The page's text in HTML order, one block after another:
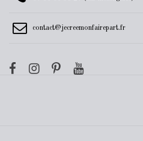
contact@jecreemonfairepart.fr